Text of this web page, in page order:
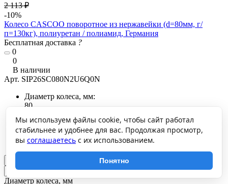
2 113 ₽
-10%
Колесо CASCOO поворотное из нержавейки (d=80мм, г/
п=130кг), полиуретан / полиамид, Германия
Бесплатная доставка ?
0
0
В наличии
Арт. SIP26SС080N2U6Q0N
Диаметр колеса, мм:
80
130
Высота колеса с опорой, мм:
108
Диаметр колеса, мм
Мы используем файлы cookie, чтобы сайт работал
стабильнее и удобнее для вас. Продолжая просмотр,
вы соглашаетесь с их использованием.
Понятно